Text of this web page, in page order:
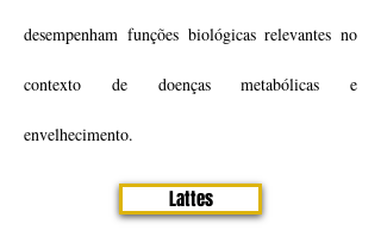
desempenham funções biológicas relevantes no
contexto de doenças metabólicas e
envelhecimento.
Lattes